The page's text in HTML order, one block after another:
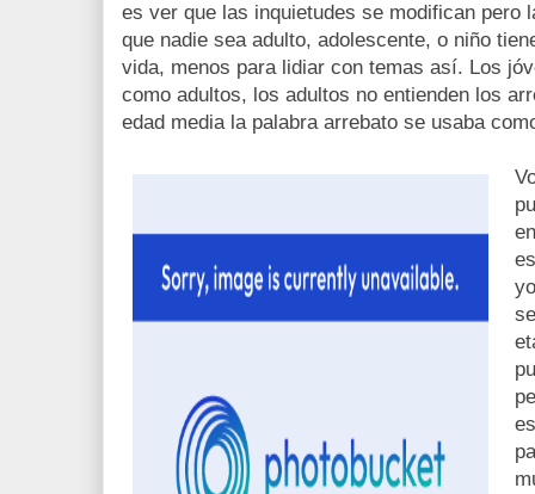
es ver que las inquietudes se modifican pero
que nadie sea adulto, adolescente, o niño
vida, menos para lidiar con temas así. Los
como adultos, los adultos no entienden los
edad media la palabra arrebato se usaba